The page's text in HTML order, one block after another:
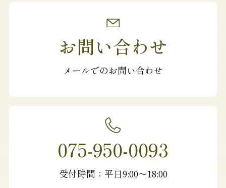
お問い合わせ
メールでのお問い合わせ
075-950-0093
受付時間：平日9:00〜18:00